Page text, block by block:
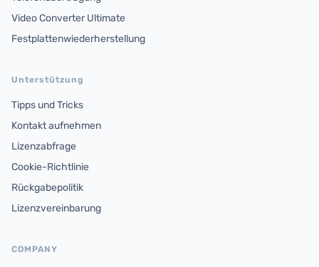
Video Converter Ultimate
Festplattenwiederherstellung
Unterstützung
Tipps und Tricks
Kontakt aufnehmen
Lizenzabfrage
Cookie-Richtlinie
Rückgabepolitik
Lizenzvereinbarung
COMPANY